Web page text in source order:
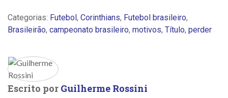
Categorias: Futebol, Corinthians, Futebol brasileiro,
Brasileirão, campeonato brasileiro, motivos, Título, perder
Escrito por Guilherme Rossini